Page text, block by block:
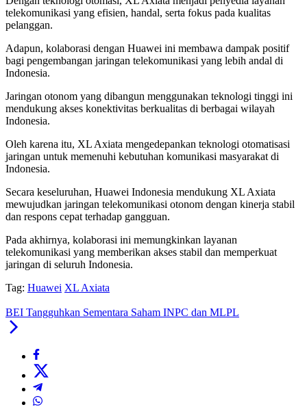
telekomunikasi yang efisien, handal, serta fokus pada kualitas
pelanggan.
Adapun, kolaborasi dengan Huawei ini membawa dampak positif
bagi pengembangan jaringan telekomunikasi yang lebih andal di
Indonesia.
Jaringan otonom yang dibangun menggunakan teknologi tinggi ini
mendukung akses konektivitas berkualitas di berbagai wilayah
Indonesia.
Oleh karena itu, XL Axiata mengedepankan teknologi otomatisasi
jaringan untuk memenuhi kebutuhan komunikasi masyarakat di
Indonesia.
Secara keseluruhan, Huawei Indonesia mendukung XL Axiata
mewujudkan jaringan telekomunikasi otonom dengan kinerja stabil
dan respons cepat terhadap gangguan.
Pada akhirnya, kolaborasi ini memungkinkan layanan
telekomunikasi yang memberikan akses stabil dan memperkuat
jaringan di seluruh Indonesia.
Tag: Huawei XL Axiata
BEI Tangguhkan Sementara Saham INPC dan MLPL